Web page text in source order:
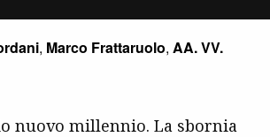
, Marco Frattaruolo, AA. VV.
nuovo millennio. La sbornia